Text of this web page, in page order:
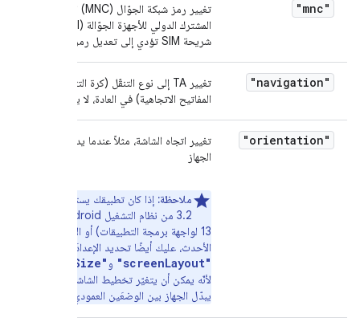
"mnc"
تغيير رمز شبكة الجوّال (MNC) الخاص بمعرّف
شريحة SIM تؤدي إلى تعديل رمز شبكة الجوّال
"navigation"
تغيير TA إلى نوع التنقّل (كرة التتبّع أو لوحة
المفاتيح الاتجاهية) في العادة، لا يحدث ذلك.
"orientation"
تغيير اتجاه الشاشة، مثلاً عندما يدير المستخدم
الجهاز
ملاحظة: إذا كان تطبيقك يستهدف الإصدار
13 لواجهة برمجة التطبيقات) أو الإصدارات
الأحدث، عليك أيضًا تحديد الإعدادَين
"screenLayout" و "screenSize"
لأنّه يمكن أن يتغيّر تخطيط الشاشة وحجمها عندما
يبدّل الجهاز بين الوضعَين العمودي والأفقي.